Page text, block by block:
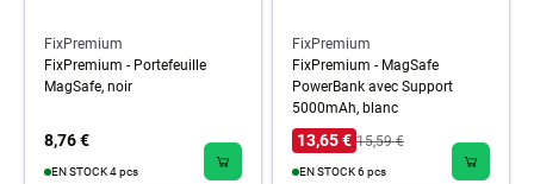
FixPremium
FixPremium - Portefeuille
MagSafe, noir
8,76 €
EN STOCK 4 pcs
FixPremium
FixPremium - MagSafe
PowerBank avec Support
5000mAh, blanc
13,65 € 15,59 €
EN STOCK 6 pcs